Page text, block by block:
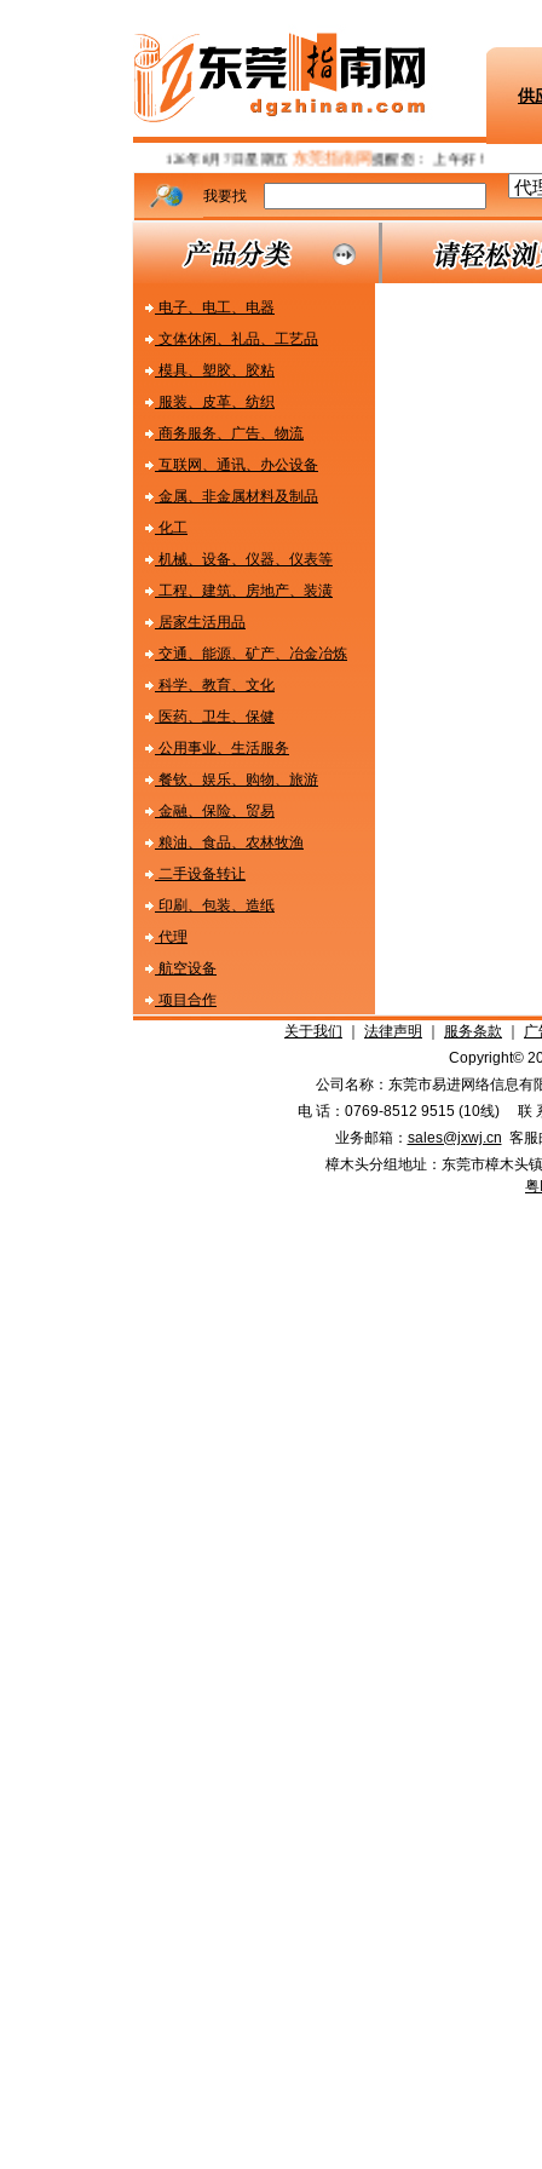
供
126年8月7日星期五 东莞指南网提醒您： 上午好！健康生活
我要找
电子、电工、电器
文体休闲、礼品、工艺品
模具、塑胶、胶粘
服装、皮革、纺织
商务服务、广告、物流
互联网、通讯、办公设备
金属、非金属材料及制品
化工
机械、设备、仪器、仪表等
工程、建筑、房地产、装潢
居家生活用品
交通、能源、矿产、冶金冶炼
科学、教育、文化
医药、卫生、保健
公用事业、生活服务
餐钦、娱乐、购物、旅游
金融、保险、贸易
粮油、食品、农林牧渔
二手设备转让
印刷、包装、造纸
代理
航空设备
项目合作
关于我们
法律声明 服务条款
广
Copyright©
公司名称：东莞市易进网络信息
电 话：0769-8512 9515 (10线) 联
业务邮箱： sales@jxwj.cn 客服
樟木头分组地址：东莞市樟木头